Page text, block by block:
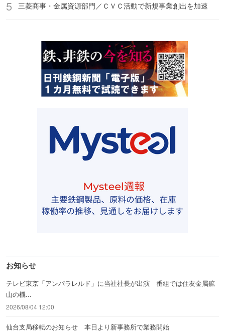
三菱商事・金属資源部門／ＣＶＣ活動で新規事業創出を加速
お知らせ
テレビ東京「アンパラレルド」に当社社長が出演 番組では住友金属鉱
山の機...
2026/08/04 12:00
仙台支局移転のお知らせ 本日より新事務所で業務開始